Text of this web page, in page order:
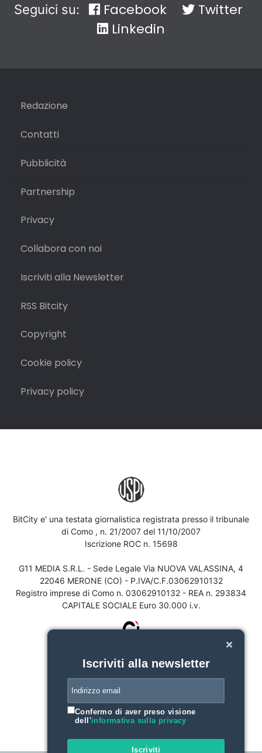
Seguici su: Facebook
Twitter
Linkedin
Redazione
Contatti
Pubblicità
Partnership
Privacy
Collabora con noi
Iscriviti alla Newsletter
RSS Bitcity
Copyright
Cookie policy
Privacy policy
BitCity e' una testata giornalistica registrata presso il tribunale
di Como , n. 21/2007 del 11/10/2007
Iscrizione ROC n. 15698
G11 MEDIA S.R.L. - Sede Legale Via NUOVA VALASSINA, 4
22046 MERONE (CO) - P.IVA/C.F.03062910132
Registro imprese di Como n. 03062910132 - REA n. 293834
CAPITALE SOCIALE Euro 30.000 i.v.
Iscriviti alla newsletter
Confermo di aver preso visione
dell'informativa sulla privacy
Iscriviti